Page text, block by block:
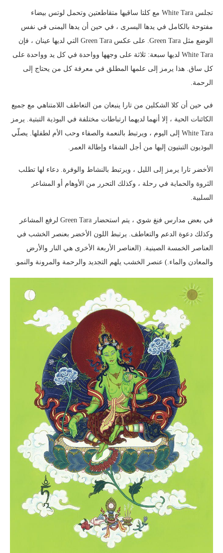
تجلس White Tara مع كلتا ساقيها متقاطعتين وتحمل لوتس بيضاء
مفتوحة بالكامل في يدها اليسرى ، في حين أن يدها اليمنى في نفس
الوضع مثل Green Tara. على عكس Green Tara التي لديها عينان ، فإن
White Tara لديها سبعة: ثلاثة على وجهها وواحدة في كل يد وواحدة على
كل ساق. هذا يرمز إلى علمها المطلق في معرفة كل من يحتاج إلى
الرحمة.
في حين أن كلا الشكلين من تارا ينبعان من التعاطف اللامتناهي مع جميع
الكائنات الحية ، إلا أنهما لديهما ارتباطات مختلفة في البوذية التبتية. يرمز
White Tara إلى اليوم ، ويرتبط بالنعمة والصفاء وحب الأم لطفلها. يصلّي
البوذيون التبتيون إليها من أجل الشفاء وإطالة العمر.
الأخضر تارا يرمز إلى الليل ، ويرتبط بالنشاط والوفرة. دعاء لها تطلب
الثروة والحماية في رحلة ، وكذلك التحرر من الأوهام أو المشاعر
السلبية.
في بعض مدارس فنغ شوي ، يتم استحضار Green Tara لرفع المشاعر
وكذلك دعوة الدعم والتعاطف. يرتبط اللون الأخضر بعنصر الخشب في
العناصر الخمسة الصينية. (العناصر الأربعة الأخرى هي النار والأرض
والمعادن والماء.) عنصر الخشب يلهم التجديد والرحمة والمرونة والنمو.